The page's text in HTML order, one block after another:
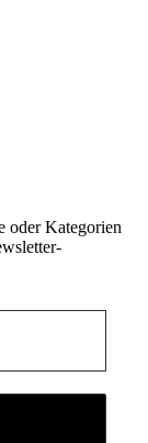
oder Kategorien